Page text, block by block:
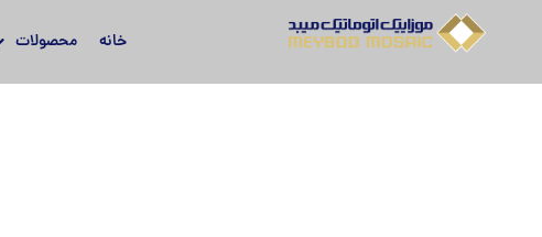
خانه محصولات